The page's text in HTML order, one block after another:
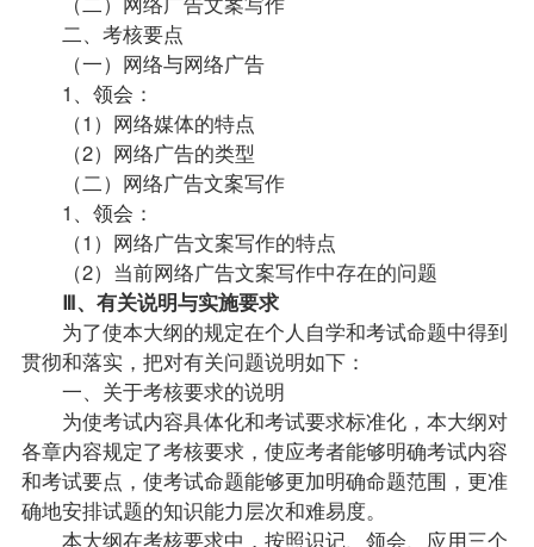
二、考核要点
（一）网络与网络广告
1、领会：
（1）网络媒体的特点
（2）网络广告的类型
（二）网络广告文案写作
1、领会：
（1）网络广告文案写作的特点
（2）当前网络广告文案写作中存在的问题
Ⅲ、有关说明与实施要求
为了使本大纲的规定在个人自学和考试命题中得到
贯彻和落实，把对有关问题说明如下：
一、关于考核要求的说明
为使考试内容具体化和考试要求标准化，本大纲对
各章内容规定了考核要求，使应考者能够明确考试内容
和考试要点，使考试命题能够更加明确命题范围，更准
确地安排试题的知识能力层次和难易度。
本大纲在考核要求中，按照识记、领会、应用三个